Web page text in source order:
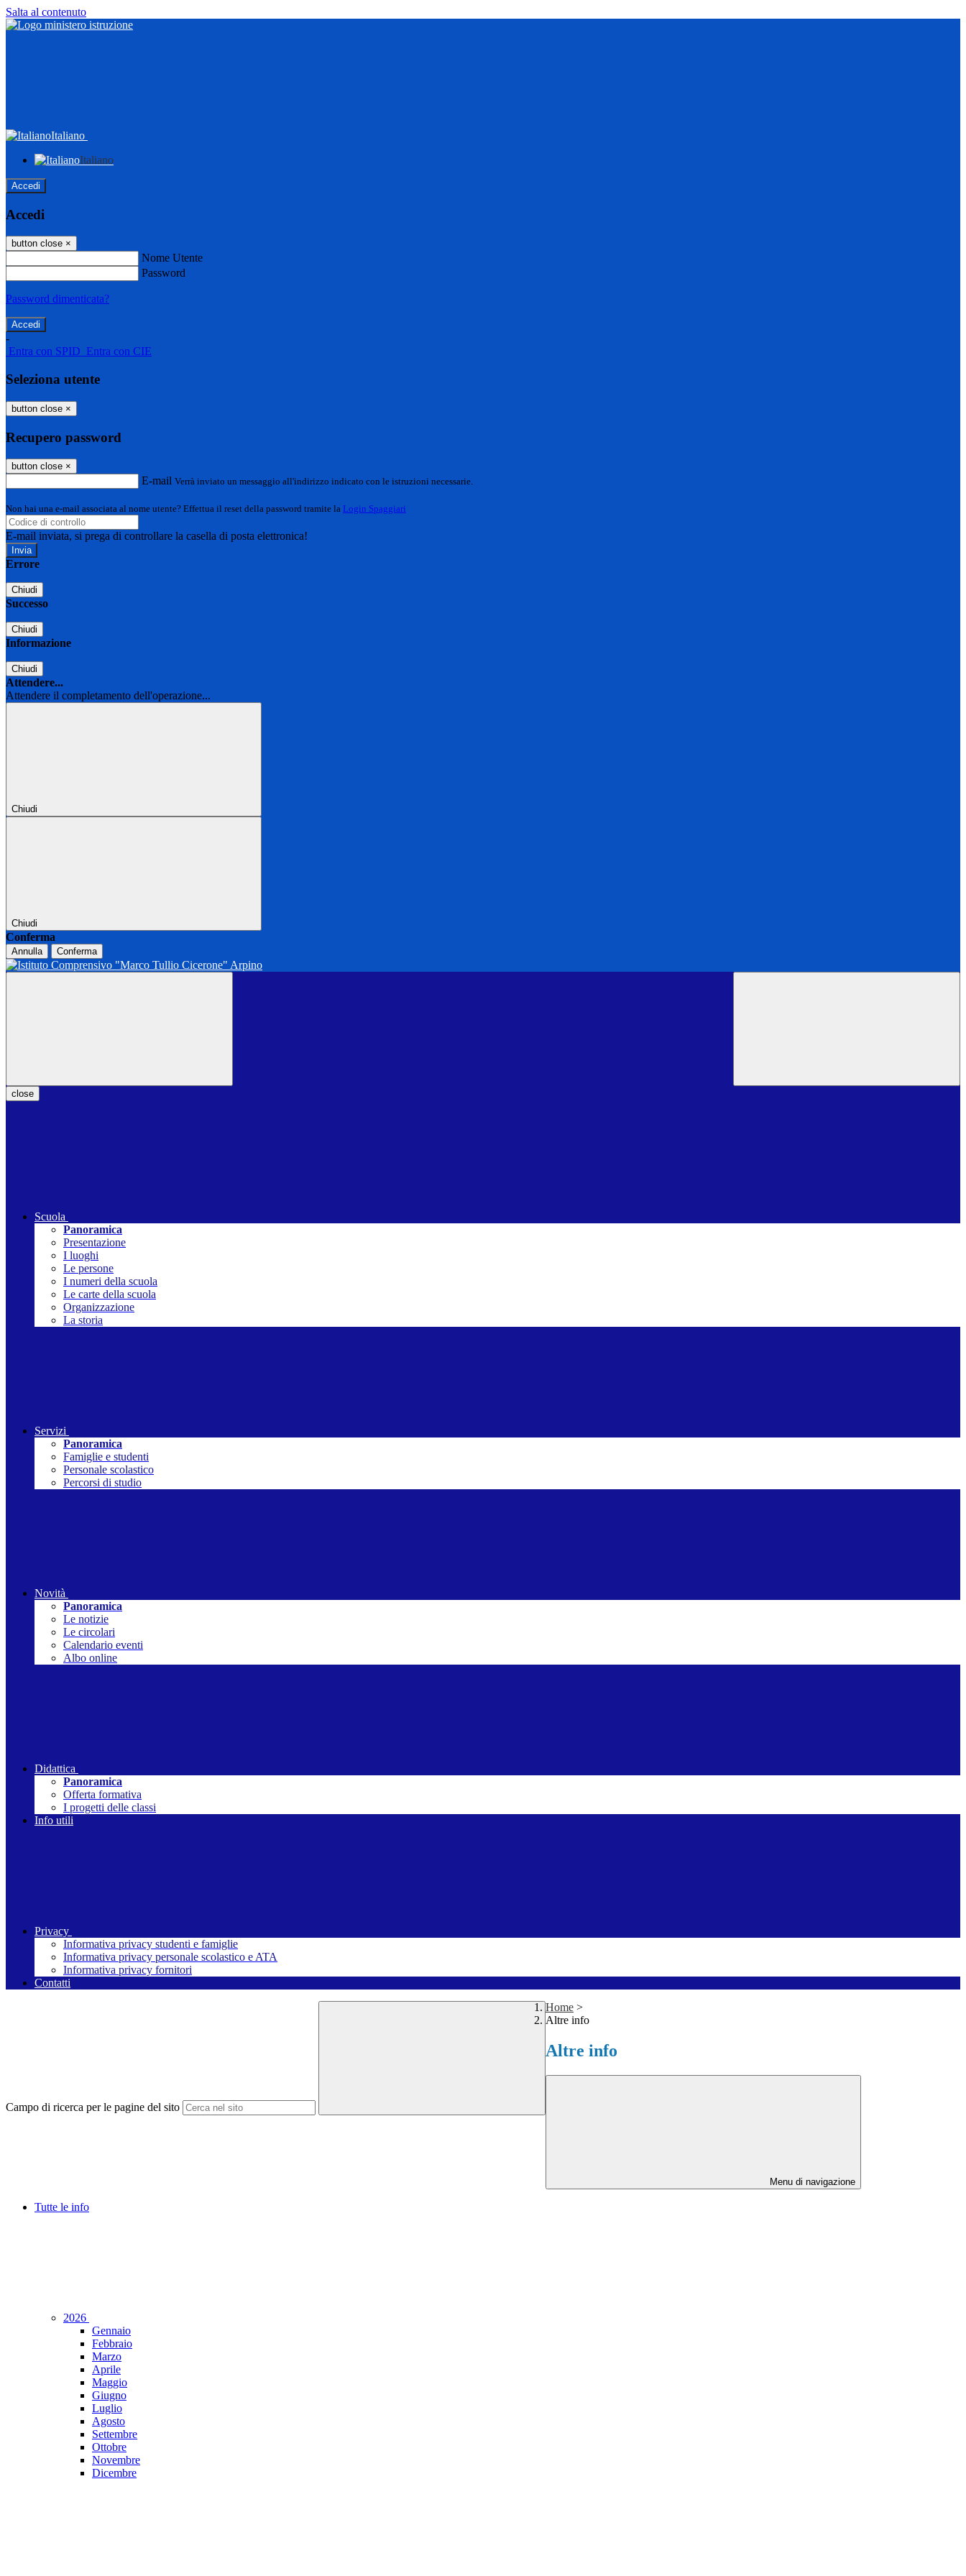
Salta al contenuto
Italiano
Italiano
Accedi
Accedi
button close ×
Nome Utente
Password
Password dimenticata?
-
Entra con SPID Entra con CIE
Seleziona utente
button close ×
Recupero password
button close ×
E-mail Verrà inviato un messaggio all'indirizzo indicato con le istruzioni necessarie.
Non hai una e-mail associata al nome utente? Effettua il reset della password tramite la Login Spaggiari
E-mail inviata, si prega di controllare la casella di posta elettronica!
Errore
Chiudi
Successo
Chiudi
Informazione
Chiudi
Attendere...
Attendere il completamento dell'operazione...
Chiudi
Chiudi
Conferma
Annulla Conferma
close
Scuola
Panoramica
Presentazione
I luoghi
Le persone
I numeri della scuola
Le carte della scuola
Organizzazione
La storia
Servizi
Panoramica
Famiglie e studenti
Personale scolastico
Percorsi di studio
Novità
Panoramica
Le notizie
Le circolari
Calendario eventi
Albo online
Didattica
Panoramica
Offerta formativa
I progetti delle classi
Info utili
Privacy
Informativa privacy studenti e famiglie
Informativa privacy personale scolastico e ATA
Informativa privacy fornitori
Contatti
Campo di ricerca per le pagine del sito
Home >
Altre info
Altre info
Menu di navigazione
Tutte le info
2026
Gennaio
Febbraio
Marzo
Aprile
Maggio
Giugno
Luglio
Agosto
Settembre
Ottobre
Novembre
Dicembre